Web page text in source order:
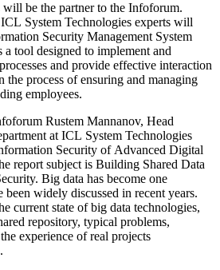
be the partner to the Infoforum.
System Technologies experts will
Security Management System
tool designed to implement and
and provide effective interaction
the process of ensuring and managing
employees.
Rustem Mannanov, Head
at ICL System Technologies
Security of Advanced Digital
report subject is Building Shared Data
Big data has become one
been widely discussed in recent years.
current state of big data technologies,
repository, typical problems,
experience of real projects